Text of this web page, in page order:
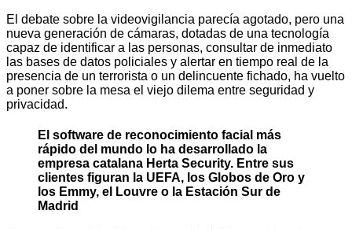
El debate sobre la videovigilancia parecía agotado, pero una
nueva generación de cámaras, dotadas de una tecnología
capaz de identificar a las personas, consultar de inmediato
las bases de datos policiales y alertar en tiempo real de la
presencia de un terrorista o un delincuente fichado, ha vuelto
a poner sobre la mesa el viejo dilema entre seguridad y
privacidad.
El software de reconocimiento facial más
rápido del mundo lo ha desarrollado la
empresa catalana Herta Security. Entre sus
clientes figuran la UEFA, los Globos de Oro y
los Emmy, el Louvre o la Estación Sur de
Madrid